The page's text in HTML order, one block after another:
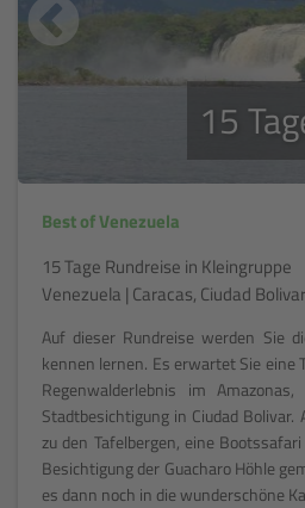
15
Best of Venezuela
15 Tage Rundreise in Kleingruppe
Venezuela | Caracas, Ciudad
Auf dieser Rundreise werden Sie
kennen lernen. Es erwartet Sie eine
Regenwalderlebnis im
Stadtbesichtigung in Ciudad
zu den Tafelbergen, eine
Besichtigung der Guacharo Höhle
es dann noch in die wunderschöne